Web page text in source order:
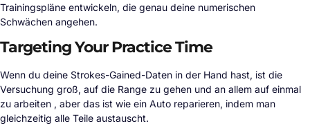
Trainingspläne entwickeln, die genau deine numerischen
Schwächen angehen.
Targeting Your Practice Time
Wenn du deine Strokes-Gained-Daten in der Hand hast, ist die
Versuchung groß, auf die Range zu gehen und an allem auf einmal
zu arbeiten , aber das ist wie ein Auto reparieren, indem man
gleichzeitig alle Teile austauscht.